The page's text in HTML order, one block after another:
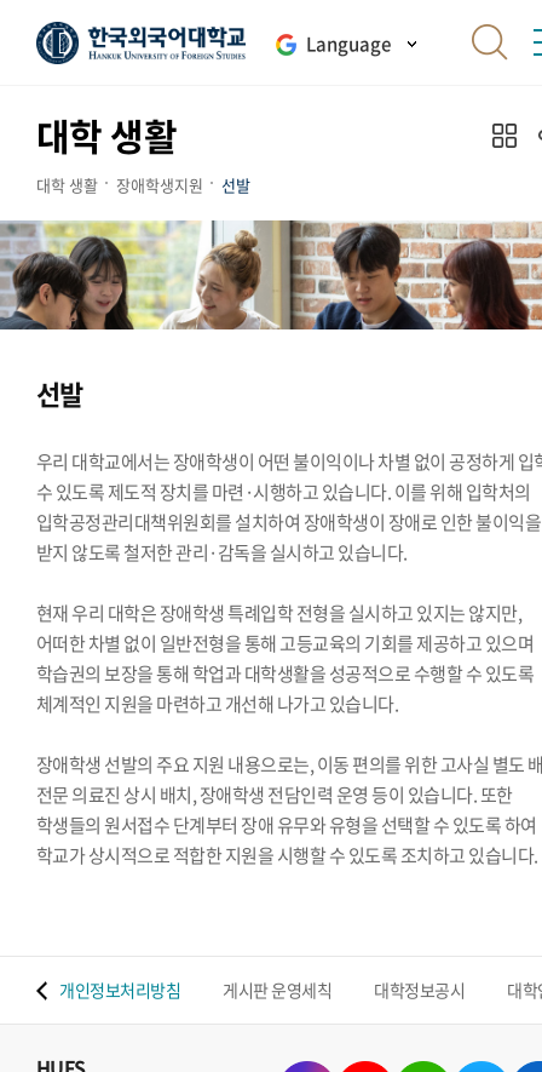
Language
대학 생활
대학 생활 장애학생지원 선발
선발
우리 대학교에서는 장애학생이 어떤 불이익이나 차별 없이 공정하게 입
수 있도록 제도적 장치를 마련·시행하고 있습니다. 이를 위해 입학처의
입학공정관리대책위원회를 설치하여 장애학생이 장애로 인한 불이익을
받지 않도록 철저한 관리·감독을 실시하고 있습니다.
현재 우리 대학은 장애학생 특례입학 전형을 실시하고 있지는 않지만,
어떠한 차별 없이 일반전형을 통해 고등교육의 기회를 제공하고 있으며
학습권의 보장을 통해 학업과 대학생활을 성공적으로 수행할 수 있도록
체계적인 지원을 마련하고 개선해 나가고 있습니다.
장애학생 선발의 주요 지원 내용으로는, 이동 편의를 위한 고사실 별도
전문 의료진 상시 배치, 장애학생 전담인력 운영 등이 있습니다. 또한
학생들의 원서접수 단계부터 장애 유무와 유형을 선택할 수 있도록 하여
학교가 상시적으로 적합한 지원을 시행할 수 있도록 조치하고 있습니다.
개인정보처리방침 게시판 운영세칙 대학정보공시 대